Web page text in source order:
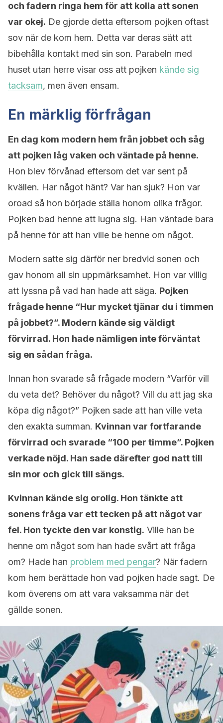
och fadern ringa hem för att kolla att sonen
var okej. De gjorde detta eftersom pojken oftast
sov när de kom hem. Detta var deras sätt att
bibehålla kontakt med sin son. Parabeln med
huset utan herre visar oss att pojken kände sig
tacksam, men även ensam.
En märklig förfrågan
En dag kom modern hem från jobbet och såg
att pojken låg vaken och väntade på henne.
Hon blev förvånad eftersom det var sent på
kvällen. Har något hänt? Var han sjuk? Hon var
oroad så hon började ställa honom olika frågor.
Pojken bad henne att lugna sig. Han väntade bara
på henne för att han ville be henne om något.
Modern satte sig därför ner bredvid sonen och
gav honom all sin uppmärksamhet. Hon var villig
att lyssna på vad han hade att säga. Pojken
frågade henne “Hur mycket tjänar du i timmen
på jobbet?”. Modern kände sig väldigt
förvirrad. Hon hade nämligen inte förväntat
sig en sådan fråga.
Innan hon svarade så frågade modern “Varför vill
du veta det? Behöver du något? Vill du att jag ska
köpa dig något?” Pojken sade att han ville veta
den exakta summan. Kvinnan var fortfarande
förvirrad och svarade “100 per timme”. Pojken
verkade nöjd. Han sade därefter god natt till
sin mor och gick till sängs.
Kvinnan kände sig orolig. Hon tänkte att
sonens fråga var ett tecken på att något var
fel. Hon tyckte den var konstig. Ville han be
henne om något som han hade svårt att fråga
om? Hade han problem med pengar? När fadern
kom hem berättade hon vad pojken hade sagt. De
kom överens om att vara vaksamma när det
gällde sonen.